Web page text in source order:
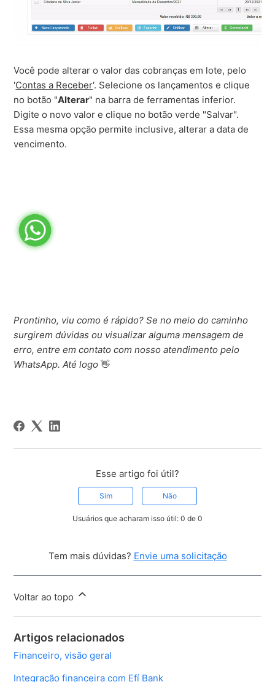
Você pode alterar o valor das cobranças em lote, pelo
'Contas a Receber'. Selecione os lançamentos e clique
no botão "Alterar" na barra de ferramentas inferior.
Digite o novo valor e clique no botão verde "Salvar".
Essa mesma opção permite inclusive, alterar a data de
vencimento.
Prontinho, viu como é rápido? Se no meio do caminho
surgirem dúvidas ou visualizar alguma mensagem de
erro, entre em contato com nosso atendimento pelo
WhatsApp. Até logo👋
Esse artigo foi útil?
Sim Não
Usuários que acharam isso útil: 0 de 0
Tem mais dúvidas? Envie uma solicitação
Voltar ao topo
Artigos relacionados
Financeiro, visão geral
Integração financeira com Efí Bank